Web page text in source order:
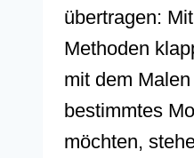
übertragen:
Methoden
mit dem
bestimmtes
möchten,